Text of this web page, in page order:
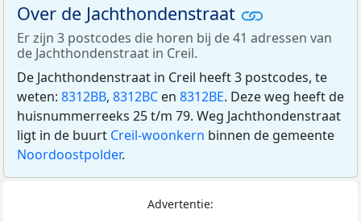
Over de Jachthondenstraat
Er zijn 3 postcodes die horen bij de 41 adressen van
de Jachthondenstraat in Creil.
De Jachthondenstraat in Creil heeft 3 postcodes, te
weten: 8312BB, 8312BC en 8312BE. Deze weg heeft de
huisnummerreeks 25 t/m 79. Weg Jachthondenstraat
ligt in de buurt Creil-woonkern binnen de gemeente
Noordoostpolder.
Advertentie: